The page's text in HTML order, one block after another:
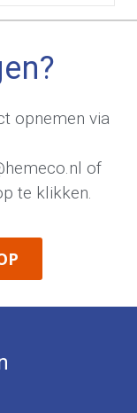
opnemen via
of
te klikken.